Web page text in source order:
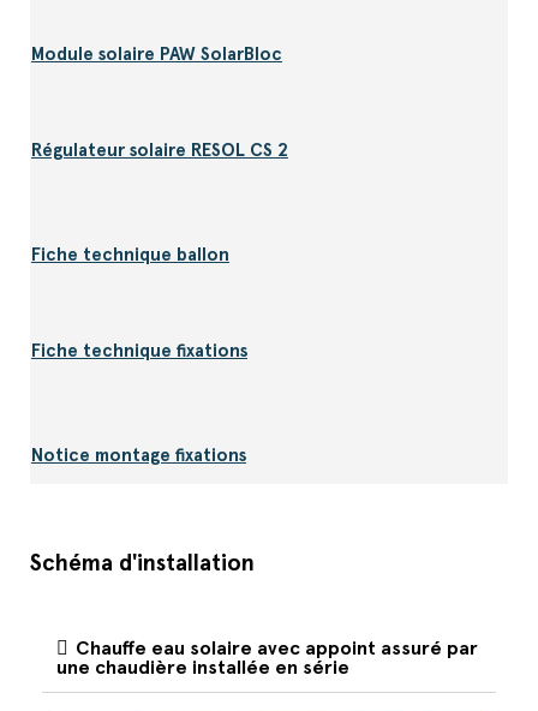
Module solaire PAW SolarBloc
Régulateur solaire RESOL CS 2
Fiche technique ballon
Fiche technique fixations
Notice montage fixations
Schéma d'installation
Chauffe eau solaire avec appoint assuré par
une chaudière installée en série